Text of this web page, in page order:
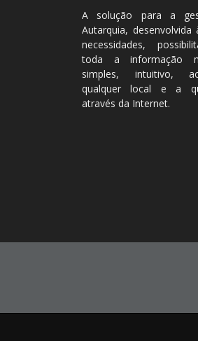
A solução para a
Autarquia, desenvolvida
necessidades,
toda a informação
simples, intuitivo,
qualquer local e a
através da Internet.